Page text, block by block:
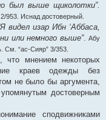
был выше щиколотки”.
953. Иснад достоверный.
видел изар Ибн ‘Аббаса,
или немного выше”.Абу
См. “ас-Сияр” 3/353.
мнением некоторых
краев одежды без
не было бы аргумента,
достоверным
сподвижниками